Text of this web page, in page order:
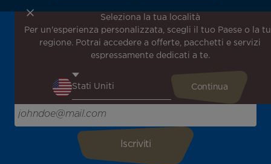
Iscriviti alla nostra newsletter per ricevere le ultime
notizie!
Ricevi per primo tutte le nostre offerte e promozioni
per il tuo prossimo viaggio!
Inserisci la tua email qui
Seleziona la tua località
Per un'esperienza personalizzata, scegli il tuo Paese o la
regione. Potrai accedere a offerte, pacchetti e servizi
espressamente dedicati a te.